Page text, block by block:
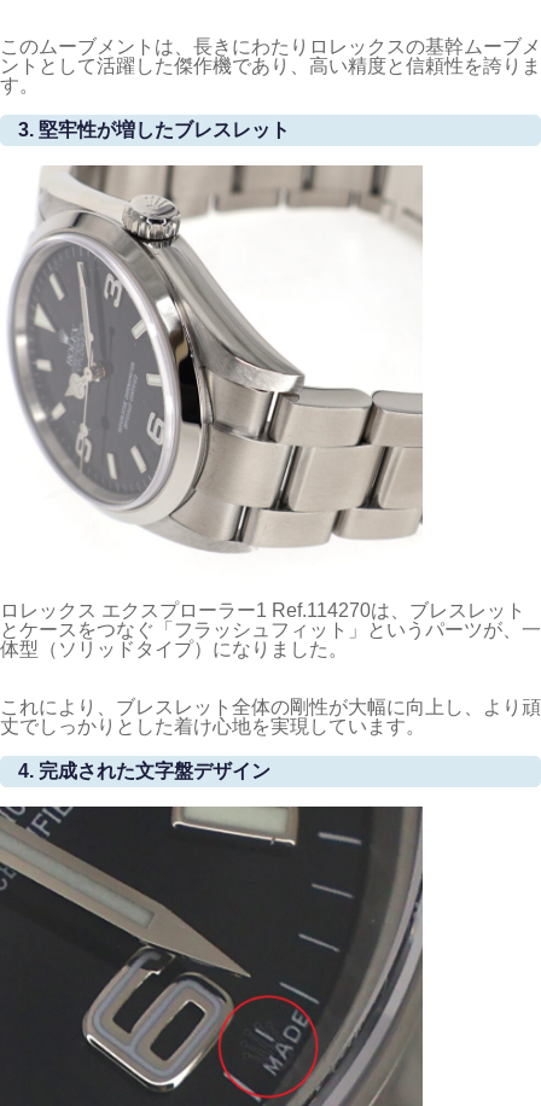
このムーブメントは、長きにわたりロレックスの基幹ムーブメ
ントとして活躍した傑作機であり、高い精度と信頼性を誇りま
す。
3. 堅牢性が増したブレスレット
ロレックス エクスプローラー1 Ref.114270は、ブレスレット
とケースをつなぐ「フラッシュフィット」というパーツが、一
体型（ソリッドタイプ）になりました。
これにより、ブレスレット全体の剛性が大幅に向上し、より頑
丈でしっかりとした着け心地を実現しています。
4. 完成された文字盤デザイン